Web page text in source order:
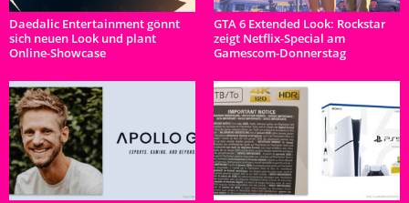
Daedalic Entertainment gönnt
sich neuen Look und plant
Online-Showcase
GTA 6 Extended Look: Rockstar
zeigt Netflix-Special am
Gamescom-Donnerstag